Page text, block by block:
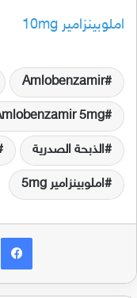
املوبينزامير 10mg
Amlobenzamir
5mg
الذبحة الصدرية
املوبينزامير 5mg